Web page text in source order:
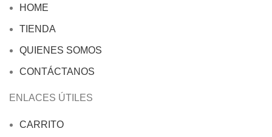
HOME
TIENDA
QUIENES SOMOS
CONTÁCTANOS
ENLACES ÚTILES
CARRITO